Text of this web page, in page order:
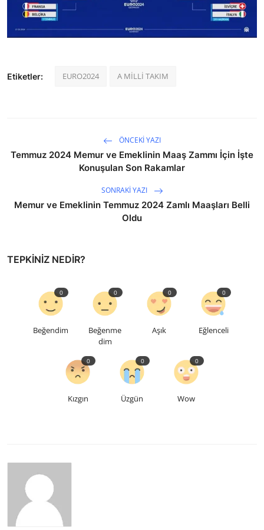
Etiketler: EURO2024 A MİLLİ TAKIM
ÖNCEKI YAZI
Temmuz 2024 Memur ve Emeklinin Maaş Zammı İçin İşte
Konuşulan Son Rakamlar
SONRAKI YAZI
Memur ve Emeklinin Temmuz 2024 Zamlı Maaşları Belli
Oldu
TEPKINIZ NEDIR?
Beğendim
0
Beğenme
dim
0
Aşık
0
Eğlenceli
0
Kızgın
0
Üzgün
0
Wow
0